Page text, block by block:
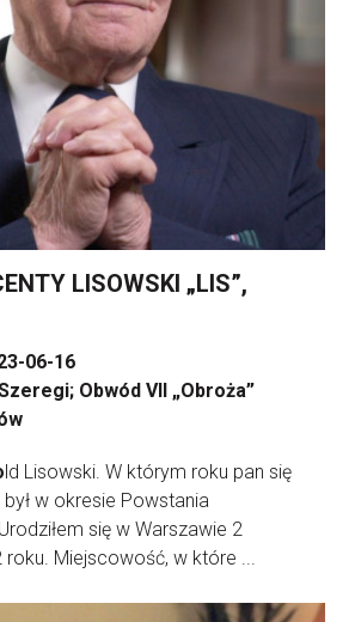
LISOWSKI „LIS”,
06-16
Obwód VII „Obroża”
ld Lisowski. W którym roku pan się
był w okresie Powstania
się w Warszawie 2
roku. Miejscowość, w które ...